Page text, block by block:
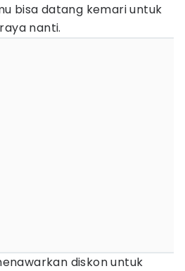
bisa datang kemari untuk
nanti.
diskon untuk